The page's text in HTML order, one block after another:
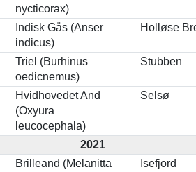
nycticorax)
Indisk Gås (Anser
indicus)
Holløse
Triel (Burhinus
oedicnemus)
Stubben
Hvidhovedet And
(Oxyura
leucocephala)
Selsø
2021
Brilleand (Melanitta
Isefjord